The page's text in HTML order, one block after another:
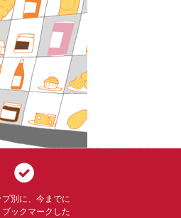
プ別に、今までに
ブックマークした